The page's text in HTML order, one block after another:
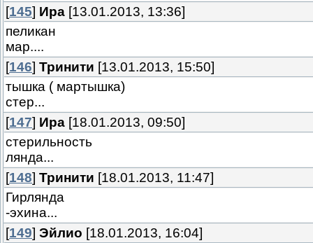
[145] Ира [13.01.2013, 13:36]
пеликан
мар....
[146] Тринити [13.01.2013, 15:50]
тышка ( мартышка)
стер...
[147] Ира [18.01.2013, 09:50]
стерильность
лянда...
[148] Тринити [18.01.2013, 11:47]
Гирлянда
-эхина...
[149] Эйлио [18.01.2013, 16:04]